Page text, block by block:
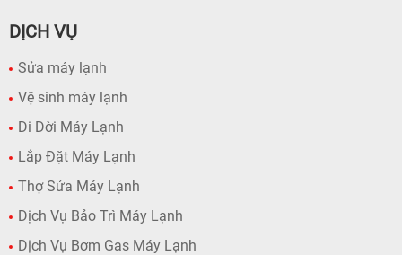
DỊCH VỤ
Sửa máy lạnh
Vệ sinh máy lạnh
Di Dời Máy Lạnh
Lắp Đặt Máy Lạnh
Thợ Sửa Máy Lạnh
Dịch Vụ Bảo Trì Máy Lạnh
Dịch Vụ Bơm Gas Máy Lạnh